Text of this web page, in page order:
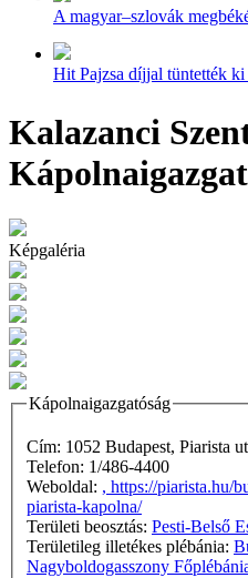
A magyar–szlovák
Hit Pajzsa díjjal tüntették
Kalazanci
Képgaléria
Kápolnaigazgatóság
Cím: 1052 Budapest, Piarista
Telefon: 1/486-4400
Weboldal: , https://piarista.hu/
piarista-kapolna/
Területi beosztás: Pesti-Belső
Területileg illetékes plébánia:
Nagyboldogasszony